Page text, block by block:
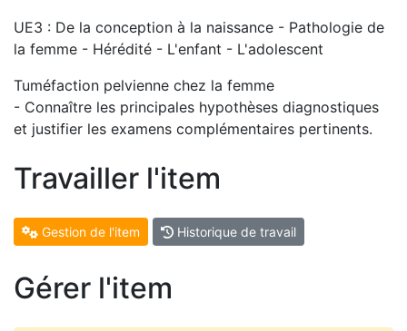
UE3 : De la conception à la naissance - Pathologie de
la femme - Hérédité - L'enfant - L'adolescent
Tuméfaction pelvienne chez la femme
- Connaître les principales hypothèses diagnostiques
et justifier les examens complémentaires pertinents.
Travailler l'item
Gestion de l'item Historique de travail
Gérer l'item